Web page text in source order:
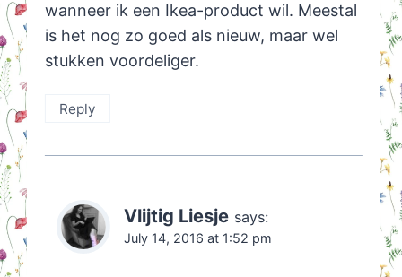
wanneer ik een Ikea-product wil. Meestal
is het nog zo goed als nieuw, maar wel
stukken voordeliger.
Reply
Vlijtig Liesje says:
July 14, 2016 at 1:52 pm